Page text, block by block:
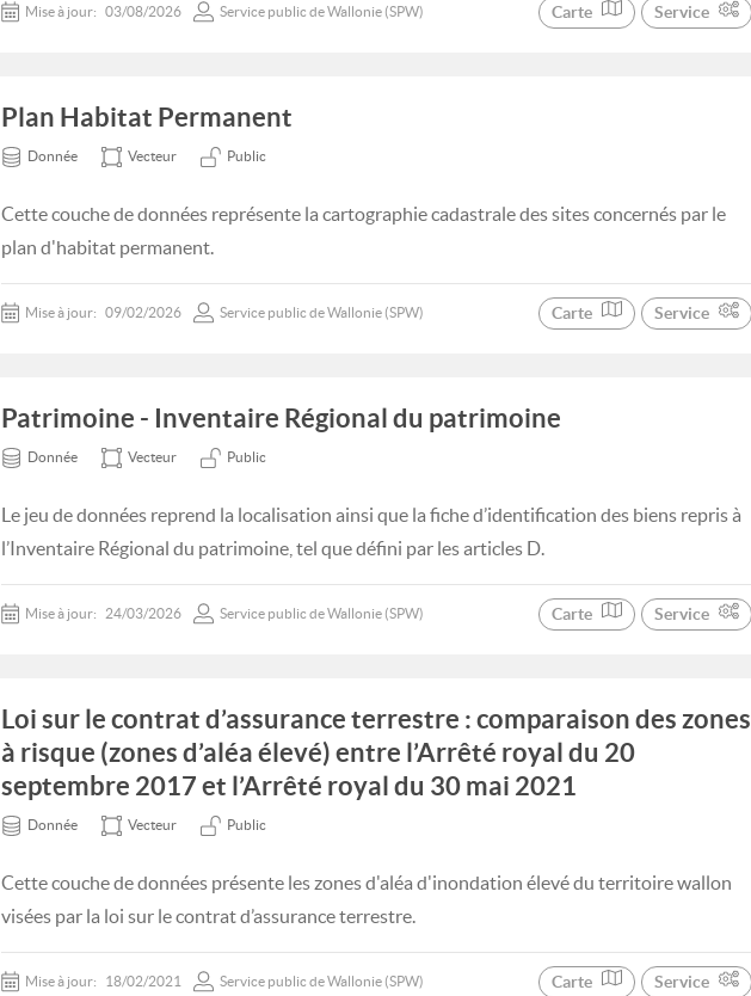
Mise à jour: 03/08/2026 Service public de Wallonie (SPW) Carte Service
Plan Habitat Permanent
Donnée Vecteur Public
Cette couche de données représente la cartographie cadastrale des sites concernés par le
plan d'habitat permanent.
Mise à jour: 09/02/2026 Service public de Wallonie (SPW) Carte Service
Patrimoine - Inventaire Régional du patrimoine
Donnée Vecteur Public
Le jeu de données reprend la localisation ainsi que la fiche d’identification des biens repris à
l’Inventaire Régional du patrimoine, tel que défini par les articles D.
Mise à jour: 24/03/2026 Service public de Wallonie (SPW) Carte Service
Loi sur le contrat d’assurance terrestre : comparaison des zones
à risque (zones d’aléa élevé) entre l’Arrêté royal du 20
septembre 2017 et l’Arrêté royal du 30 mai 2021
Donnée Vecteur Public
Cette couche de données présente les zones d'aléa d'inondation élevé du territoire wallon
visées par la loi sur le contrat d’assurance terrestre.
Mise à jour: 18/02/2021 Service public de Wallonie (SPW) Carte Service